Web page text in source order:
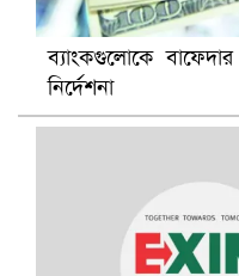
বৈষম্যবিরোধী ছাত্র
ব্যাংকগুলোকে
নির্দেশনা